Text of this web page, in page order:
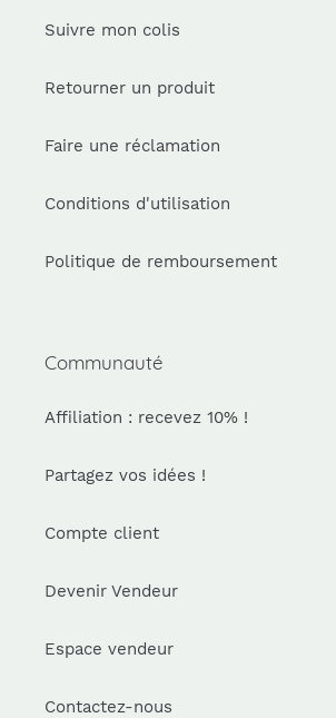
Suivre mon colis
Retourner un produit
Faire une réclamation
Conditions d'utilisation
Politique de remboursement
Communauté
Affiliation : recevez 10% !
Partagez vos idées !
Compte client
Devenir Vendeur
Espace vendeur
Contactez-nous